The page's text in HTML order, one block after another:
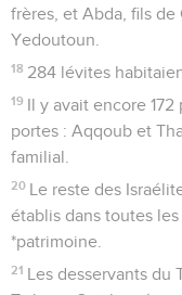
frères, et Abda, fils de
Yedoutoun.
18 284 lévites
19 Il y avait encore
portes : Aqqoub et
familial.
20 Le reste des
établis dans toutes
*patrimoine.
21 Les desservants du